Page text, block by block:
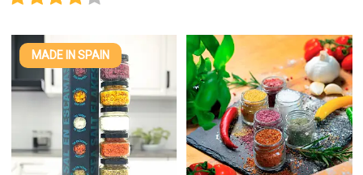
MADE IN SPAIN